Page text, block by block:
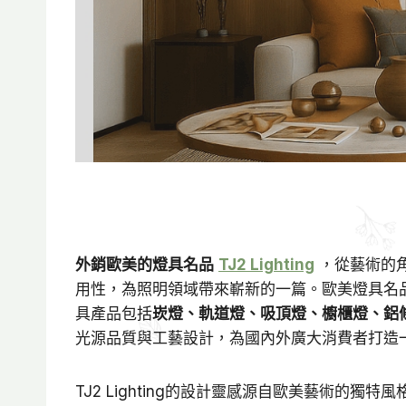
外銷歐美的燈具名品 TJ2 Lighting ，從藝術的
用性，為照明領域帶來嶄新的一篇。歐美燈具
具產品包括崁燈、軌道燈、吸頂燈、櫥櫃燈、
光源品質與工藝設計，為國內外廣大消費者打造
TJ2 Lighting的設計靈感源自歐美藝術的獨特風